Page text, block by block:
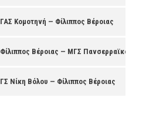
ΓΑΣ Κομοτηνή — Φίλιππος Βέροιας
Φίλιππος Βέροιας — ΜΓΣ Πανσερραϊκός
ΓΣ Νίκη Βόλου — Φίλιππος Βέροιας